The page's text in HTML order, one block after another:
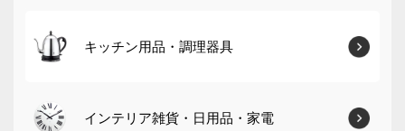
キッチン用品・調理器具
インテリア雑貨・日用品・家電